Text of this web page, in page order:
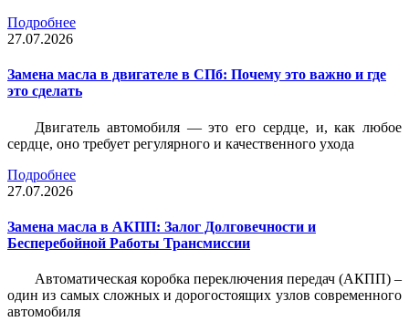
Подробнее
27.07.2026
Замена масла в двигателе в СПб: Почему это важно и где
это сделать
Двигатель автомобиля — это его сердце, и, как любое
сердце, оно требует регулярного и качественного ухода
Подробнее
27.07.2026
Замена масла в АКПП: Залог Долговечности и
Бесперебойной Работы Трансмиссии
Автоматическая коробка переключения передач (АКПП) –
один из самых сложных и дорогостоящих узлов современного
автомобиля